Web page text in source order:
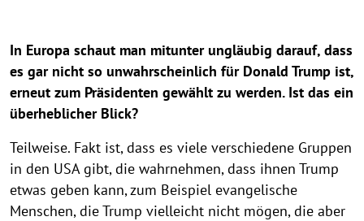
n
u
n
d
B
u
i
s
a
k
l
i
s
a
k
l
In Europa schaut man mitunter ungläubig darauf, dass
es gar nicht so unwahrscheinlich für Donald Trump ist,
erneut zum Präsidenten gewählt zu werden. Ist das ein
überheblicher Blick?
Teilweise. Fakt ist, dass es viele verschiedene Gruppen
in den USA gibt, die wahrnehmen, dass ihnen Trump
etwas geben kann, zum Beispiel evangelische
Menschen, die Trump vielleicht nicht mögen, die aber